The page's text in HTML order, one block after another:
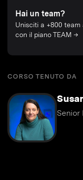
Hai un team?
Unisciti a +800
con il piano TEAM →
CORSO TENUTO DA
Senior